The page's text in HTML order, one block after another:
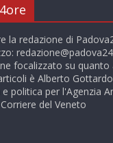
la redazione di
focalizzato su quanto
è Alberto
politica per l'Agenzia
del Veneto